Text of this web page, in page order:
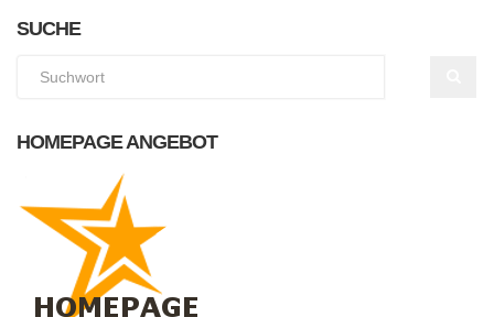
SUCHE
HOMEPAGE ANGEBOT